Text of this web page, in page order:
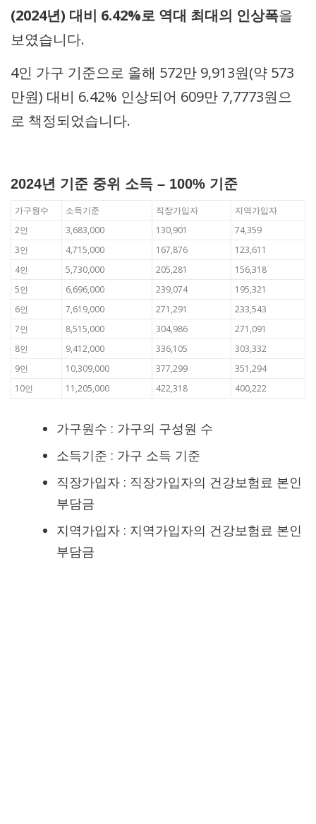
(2024년) 대비 6.42%로 역대 최대의 인상폭을
보였습니다.
4인 가구 기준으로 올해 572만 9,913원(약 573
만원) 대비 6.42% 인상되어 609만 7,7773원으
로 책정되었습니다.
2024년 기준 중위 소득 – 100% 기준
가구원수 소득기준 직장가입자
지역가입자
2인
3,683,000 130,901
74,359
3인
4,715,000 167,876
123,611
4인
5,730,000 205,281
156,318
5인
6,696,000 239,074
195,321
6인
7,619,000 271,291
233,543
7인
8,515,000 304,986
271,091
8인
9,412,000 336,105
303,332
9인
10,309,000 377,299
351,294
10인
11,205,000 422,318 400,222
가구원수 : 가구의 구성원 수
소득기준 : 가구 소득 기준
직장가입자 : 직장가입자의 건강보험료 본인
부담금
지역가입자 : 지역가입자의 건강보험료 본인
부담금